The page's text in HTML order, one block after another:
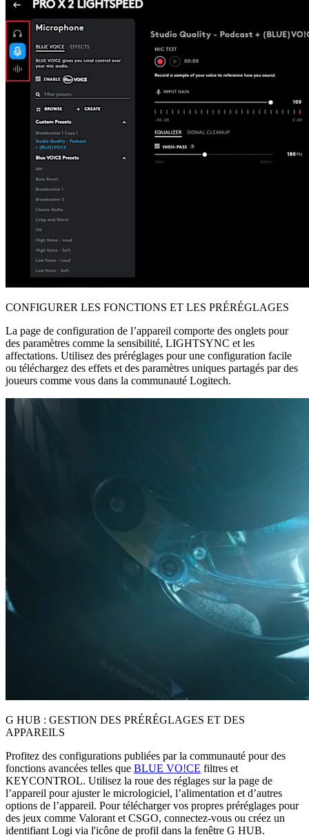
CONFIGURER LES FONCTIONS ET LES PRÉRÉGLAGES
La page de configuration de l’appareil comporte des onglets pour
des paramètres comme la sensibilité, LIGHTSYNC et les
affectations. Utilisez des préréglages pour une configuration facile
ou téléchargez des effets et des paramètres uniques partagés par des
joueurs comme vous dans la communauté Logitech.
G HUB : GESTION DES PRÉRÉGLAGES ET DES
APPAREILS
Profitez des configurations publiées par la communauté pour des
fonctions avancées telles que BLUE VO!CE filtres et
KEYCONTROL. Utilisez la roue des réglages sur la page de
l’appareil pour ajuster le micrologiciel, l’alimentation et d’autres
options de l’appareil. Pour télécharger vos propres préréglages pour
des jeux comme Valorant et CSGO, connectez-vous ou créez un
identifiant Logi via l'icône de profil dans la fenêtre G HUB.